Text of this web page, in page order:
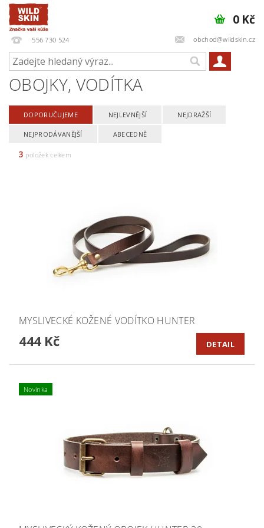
556 730 524 obchod@wildskin.cz
0 Kč
OBOJKY, VODÍTKA
DOPORUČUJEME NEJLEVNĚJŠÍ NEJDRAŽŠÍ
NEJPRODÁVANĚJŠÍ ABECEDNĚ
3 položek celkem
MYSLIVECKÉ KOŽENÉ VODÍTKO HUNTER
444 Kč DETAIL
Novinka